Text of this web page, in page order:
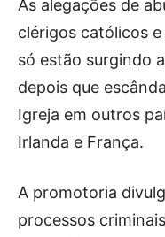
As alegações de
clérigos católicos
só estão surgindo
depois que
Igreja em outros
Irlanda e França.
A promotoria
processos